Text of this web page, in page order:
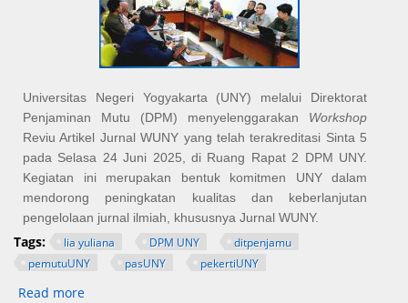
Universitas Negeri Yogyakarta (UNY) melalui Direktorat
Penjaminan Mutu (DPM) menyelenggarakan Workshop
Reviu Artikel Jurnal WUNY yang telah terakreditasi Sinta 5
pada Selasa 24 Juni 2025, di Ruang Rapat 2 DPM UNY.
Kegiatan ini merupakan bentuk komitmen UNY dalam
mendorong peningkatan kualitas dan keberlanjutan
pengelolaan jurnal ilmiah, khususnya Jurnal WUNY.
Tags: lia yuliana DPM UNY
ditpenjamu
pemutuUNY
pasUNY pekertiUNY
Read more